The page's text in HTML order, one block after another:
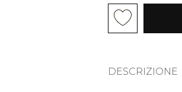
DESCRIZIONE